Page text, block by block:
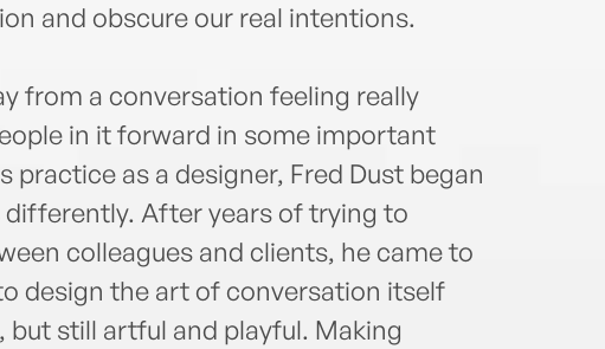
and obscure our real intentions.
from a conversation feeling really
in it forward in some important
practice as a designer, Fred Dust began
After years of trying to
colleagues and clients, he came to
design the art of conversation itself
still artful and playful. Making